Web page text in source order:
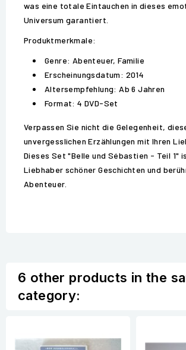
was eine totale Eintauchen in dieses
Universum garantiert.
Produktmerkmale:
Genre: Abenteuer, Familie
Erscheinungsdatum: 2014
Altersempfehlung: Ab 6 Jahren
Format: 4 DVD-Set
Verpassen Sie nicht die Gelegenheit,
unvergesslichen Erzählungen mit Ihren
Dieses Set "Belle und Sébastien - Teil 1"
Liebhaber schöner Geschichten und
Abenteuer.
6 other products in the
category: